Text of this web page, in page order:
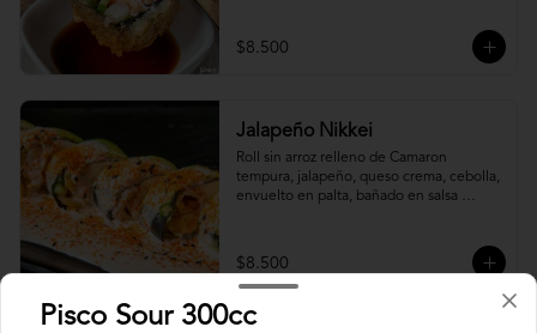
$8.500
Jalapeño Nikkei
Roll sin arroz relleno de Camaron
tempura, jalapeño, queso crema, cebolla,
envuelto en palta, bañado en salsa
$8.500
Pisco Sour 300cc